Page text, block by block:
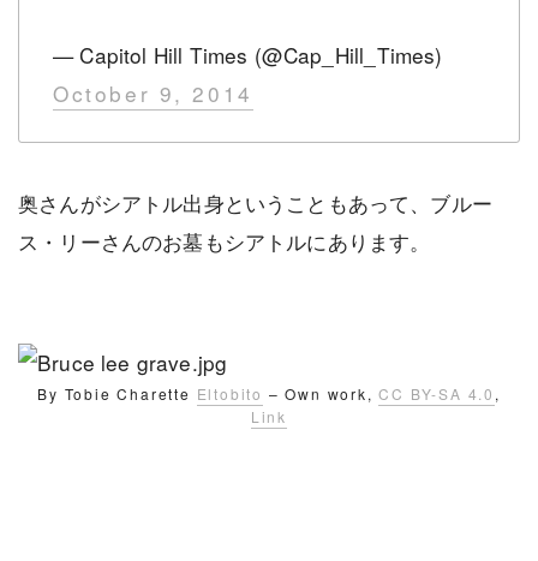
— Capitol Hill Times (@Cap_Hill_Times)
October 9, 2014
奥さんがシアトル出身ということもあって、ブルー
ス・リーさんのお墓もシアトルにあります。
By Tobie Charette Eltobito –Own work,CC BY-SA 4.0 ,
Link